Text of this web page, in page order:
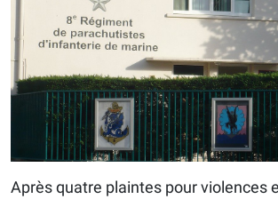
Après quatre plaintes pour violences